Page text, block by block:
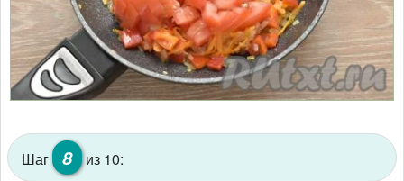
Шаг 8
из 10: